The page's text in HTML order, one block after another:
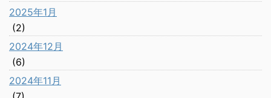
2025年1月
(2)
2024年12月
(6)
2024年11月